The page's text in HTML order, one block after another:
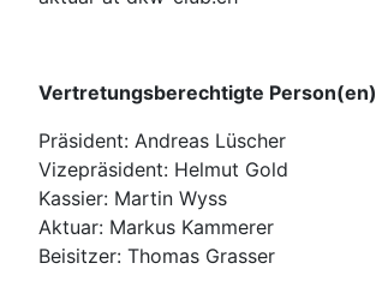
Vertretungsberechtigte Person(en)
Präsident: Andreas Lüscher
Vizepräsident: Helmut Gold
Kassier: Martin Wyss
Aktuar: Markus Kammerer
Beisitzer: Thomas Grasser